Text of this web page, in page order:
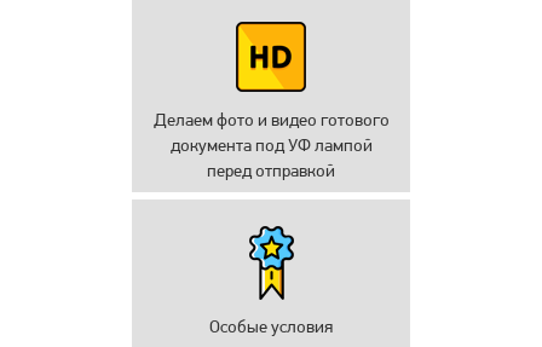
Делаем фото и видео готового
документа под УФ лампой
перед отправкой
Особые условия